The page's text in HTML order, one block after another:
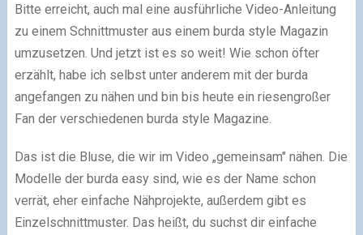
Bitte erreicht, auch mal eine ausführliche Video-Anleitung
zu einem Schnittmuster aus einem burda style Magazin
umzusetzen. Und jetzt ist es so weit! Wie schon öfter
erzählt, habe ich selbst unter anderem mit der burda
angefangen zu nähen und bin bis heute ein riesengroßer
Fan der verschiedenen burda style Magazine.
Das ist die Bluse, die wir im Video „gemeinsam" nähen. Die
Modelle der burda easy sind, wie es der Name schon
verrät, eher einfache Nähprojekte, außerdem gibt es
Einzelschnittmuster. Das heißt, du suchst dir einfache